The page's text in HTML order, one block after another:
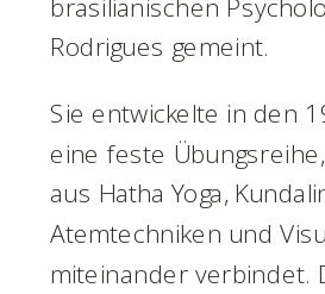
Rodrigues gemeint.
Sie entwickelte in den
eine feste
aus Hatha Yoga,
Atemtechniken und
miteinander verbindet.